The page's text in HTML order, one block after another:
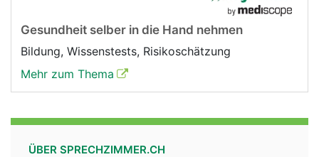
Gesundheit selber in die Hand nehmen
Bildung, Wissenstests, Risikoschätzung
Mehr zum Thema
ÜBER SPRECHZIMMER.CH